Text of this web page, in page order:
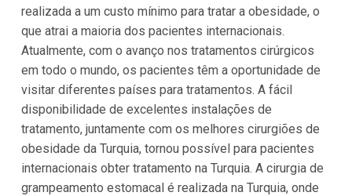
realizada a um custo mínimo para tratar a obesidade, o
que atrai a maioria dos pacientes internacionais.
Atualmente, com o avanço nos tratamentos cirúrgicos
em todo o mundo, os pacientes têm a oportunidade de
visitar diferentes países para tratamentos. A fácil
disponibilidade de excelentes instalações de
tratamento, juntamente com os melhores cirurgiões de
obesidade da Turquia, tornou possível para pacientes
internacionais obter tratamento na Turquia. A cirurgia de
grampeamento estomacal é realizada na Turquia, onde